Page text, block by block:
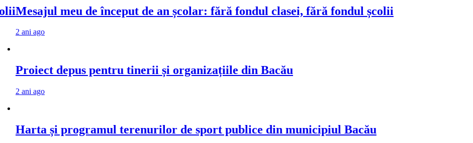
meu de început de an școlar: fără fondul clasei, fără fondul școlii
depus pentru tinerii și organizațiile din Bacău
și programul terenurilor de sport publice din municipiul Bacău